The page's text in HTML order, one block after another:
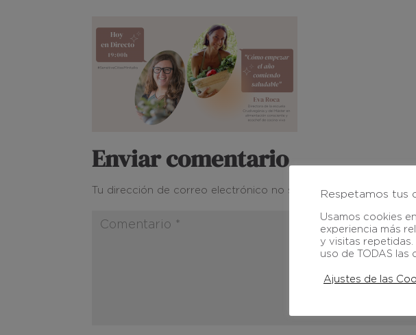
Enviar comentario
Tu dirección de correo electrónico no será publicada. Los
Respetamos tus
Usamos cookies
experiencia más
y visitas
uso de TODAS las
Ajustes de las